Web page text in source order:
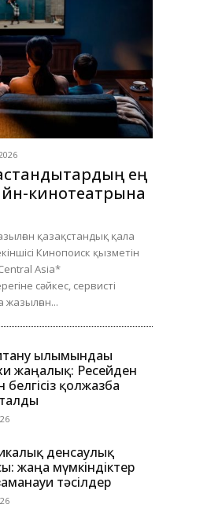
ең
кинотеатрына
қазақстандық қала
Кинопоиск қызметін
Asia*
сәйкес, сервисті
жазылған...
ғылымындағы
жаңалық: Ресейден
белгісіз қолжазба
денсаулық
жаңа мүмкіндіктер
тәсілдер